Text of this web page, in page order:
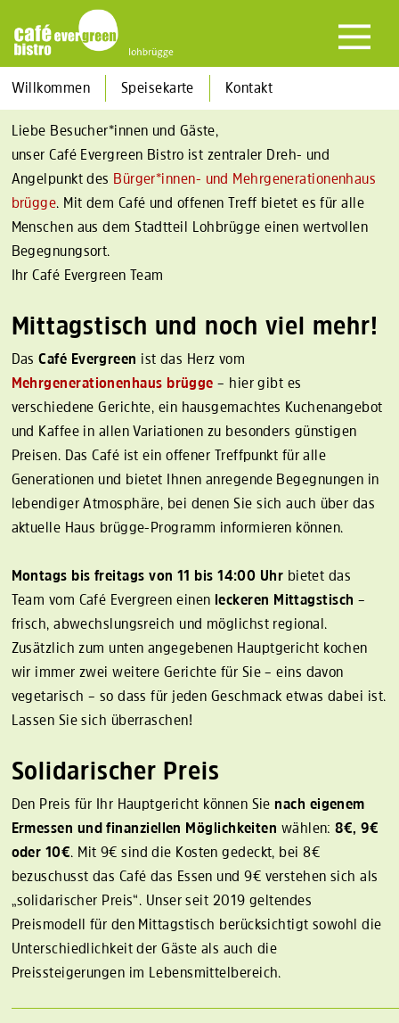
sprungbrett e.V.
kifaz neuallermöhe
kifaz lohbrügge
Kita Regenbogen
Mobile Ukraine-Hilfe
KulturA
brügge – ein Haus für Alle
Haus 23
SAJF
Stadtteileltern
ParkOase
integrierte Lerngruppe
Café Evergreen Neuallermöhe
Erziehungsberatung Commit
psychosoziale PEERberatung
Stellenangebote
Impressum
Willkommen Speisekarte Kontakt
Liebe Besucher*innen und Gäste,
unser Café Evergreen Bistro ist zentraler Dreh- und
Angelpunkt des Bürger*innen- und Mehrgenerationenhaus
brügge . Mit dem Café und offenen Treff bietet es für alle
Menschen aus dem Stadtteil Lohbrügge einen wertvollen
Begegnungsort.
Ihr Café Evergreen Team
Mittagstisch und noch viel mehr!
DasCafé Evergreen ist das Herz vom
Mehrgenerationenhaus brügge – hier gibt es
verschiedene Gerichte, ein hausgemachtes Kuchenangebot
und Kaffee in allen Variationen zu besonders günstigen
Preisen. Das Café ist ein offener Treffpunkt für alle
Generationen und bietet Ihnen anregende Begegnungen in
lebendiger Atmosphäre, bei denen Sie sich auch über das
aktuelle Haus brügge-Programm informieren können.
Montags bis freitags von 11 bis 14:00 Uhr bietet das
Team vom Café Evergreen einen leckeren Mittagstisch –
frisch, abwechslungsreich und möglichst regional.
Zusätzlich zum unten angegebenen Hauptgericht kochen
wir immer zwei weitere Gerichte für Sie – eins davon
vegetarisch – so dass für jeden Geschmack etwas dabei ist.
Lassen Sie sich überraschen!
Solidarischer Preis
Den Preis für Ihr Hauptgericht können Sienach eigenem
Ermessen und finanziellen Möglichkeiten wählen:8€, 9€
oder 10€ . Mit 9€ sind die Kosten gedeckt, bei 8€
bezuschusst das Café das Essen und 9€ verstehen sich als
„solidarischer Preis“. Unser seit 2019 geltendes
Preismodell für den Mittagstisch berücksichtigt sowohl die
Unterschiedlichkeit der Gäste als auch die
Preissteigerungen im Lebensmittelbereich.